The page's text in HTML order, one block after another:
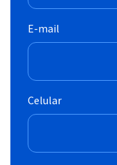
E-mail
Celular